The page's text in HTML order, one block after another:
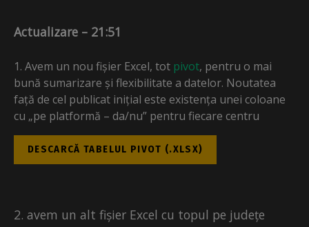
Actualizare – 21:51
Avem un nou fișier Excel, tot pivot, pentru o mai
bună sumarizare și flexibilitate a datelor. Noutatea
față de cel publicat inițial este existența unei coloane
cu „pe platformă – da/nu” pentru fiecare centru
DESCARCĂ TABELUL PIVOT (.XLSX)
2. avem un alt fișier Excel cu topul pe județe